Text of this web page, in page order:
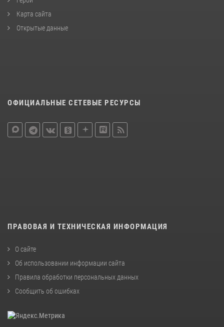
Карта сайта
Открытые данные
ОФИЦИАЛЬНЫЕ СЕТЕВЫЕ РЕСУРСЫ
ПРАВОВАЯ И ТЕХНИЧЕСКАЯ ИНФОРМАЦИЯ
О сайте
Об использовании информации сайта
Правила обработки персональных данных
Сообщить об ошибках